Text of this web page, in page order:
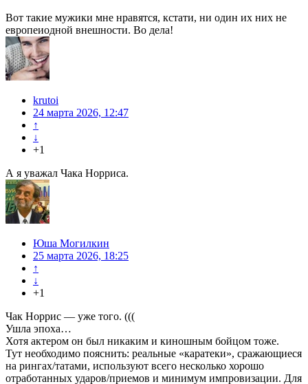
Вот такие мужики мне нравятся, кстати, ни один их них не
европеиодной внешности. Во дела!
krutoi
24 марта 2026, 12:47
↑
↓
+1
А я уважал Чака Норриса.
Юша Могилкин
25 марта 2026, 18:25
↑
↓
+1
Чак Норрис — уже того. (((
Ушла эпоха…
Хотя актером он был никаким и киношным бойцом тоже.
Тут необходимо пояснить: реальные «каратеки», сражающиеся
на рингах/татами, используют всего несколько хорошо
отработанных ударов/приемов и минимум импровизации. Для